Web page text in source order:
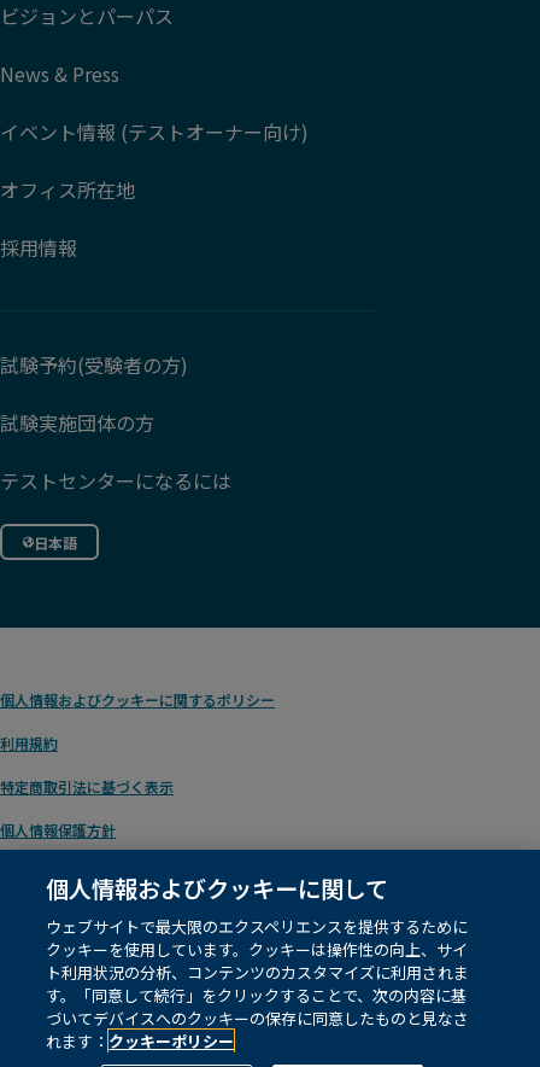
ビジョンとパーパス
News & Press
イベント情報 (テストオーナー向け)
オフィス所在地
採用情報
試験予約(受験者の方)
試験実施団体の方
テストセンターになるには
日本語
個人情報およびクッキーに関するポリシー
利用規約
特定商取引法に基づく表示
個人情報保護方針
© 1996 – 2026Pearson. テキスト/データマイニング、および人工知能や類似技術
の学習に関する権利を含め、すべての権利を留保します。
当ウェブサイトはクッキーを使用しています。詳しくは当社のクッキーポリシー
ご覧ください。
個人情報およびクッキーに関して
ウェブサイトで最大限のエクスペリエンスを提供するために
クッキーを使用しています。クッキーは操作性の向上、サイ
ト利用状況の分析、コンテンツのカスタマイズに利用されま
す。「同意して続行」をクリックすることで、次の内容に基
づいてデバイスへのクッキーの保存に同意したものと見なさ
れます： クッキーポリシー